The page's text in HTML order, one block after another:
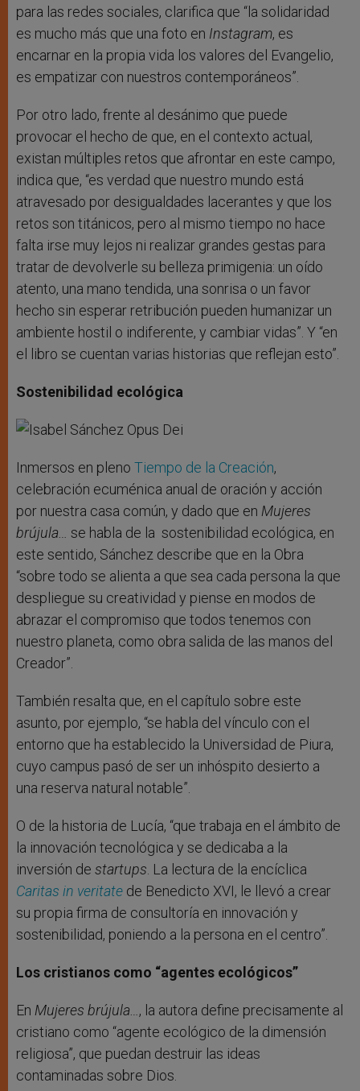
para las redes sociales, clarifica que “la solidaridad
es mucho más que una foto en Instagram, es
encarnar en la propia vida los valores del Evangelio,
es empatizar con nuestros contemporáneos”.
Por otro lado, frente al desánimo que puede
provocar el hecho de que, en el contexto actual,
existan múltiples retos que afrontar en este campo,
indica que, “es verdad que nuestro mundo está
atravesado por desigualdades lacerantes y que los
retos son titánicos, pero al mismo tiempo no hace
falta irse muy lejos ni realizar grandes gestas para
tratar de devolverle su belleza primigenia: un oído
atento, una mano tendida, una sonrisa o un favor
hecho sin esperar retribución pueden humanizar un
ambiente hostil o indiferente, y cambiar vidas”. Y “en
el libro se cuentan varias historias que reflejan esto”.
Sostenibilidad ecológica
Inmersos en pleno Tiempo de la Creación,
celebración ecuménica anual de oración y acción
por nuestra casa común, y dado que en Mujeres
brújula… se habla de la sostenibilidad ecológica, en
este sentido, Sánchez describe que en la Obra
“sobre todo se alienta a que sea cada persona la que
despliegue su creatividad y piense en modos de
abrazar el compromiso que todos tenemos con
nuestro planeta, como obra salida de las manos del
Creador”.
También resalta que, en el capítulo sobre este
asunto, por ejemplo, “se habla del vínculo con el
entorno que ha establecido la Universidad de Piura,
cuyo campus pasó de ser un inhóspito desierto a
una reserva natural notable”.
O de la historia de Lucía, “que trabaja en el ámbito de
la innovación tecnológica y se dedicaba a la
inversión de startups. La lectura de la encíclica
Caritas in veritate de Benedicto XVI, le llevó a crear
su propia firma de consultoría en innovación y
sostenibilidad, poniendo a la persona en el centro”.
Los cristianos como “agentes ecológicos”
En Mujeres brújula…, la autora define precisamente al
cristiano como “agente ecológico de la dimensión
religiosa”, que puedan destruir las ideas
contaminadas sobre Dios.